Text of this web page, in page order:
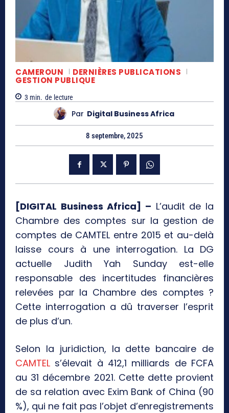
CAMEROUN DERNIÈRES PUBLICATIONS
GESTION PUBLIQUE
3 min. de lecture
Par Digital Business Africa
8 septembre, 2025
[DIGITAL Business Africa] – L’audit de la
Chambre des comptes sur la gestion de
comptes de CAMTEL entre 2015 et au-delà
laisse cours à une interrogation. La DG
actuelle Judith Yah Sunday est-elle
responsable des incertitudes financières
relevées par la Chambre des comptes ?
Cette interrogation a dû traverser l’esprit
de plus d’un.
Selon la juridiction, la dette bancaire de
CAMTEL s’élevait à 412,1 milliards de FCFA
au 31 décembre 2021. Cette dette provient
de sa relation avec Exim Bank of China (90
%), qui ne fait pas l’objet d’enregistrements